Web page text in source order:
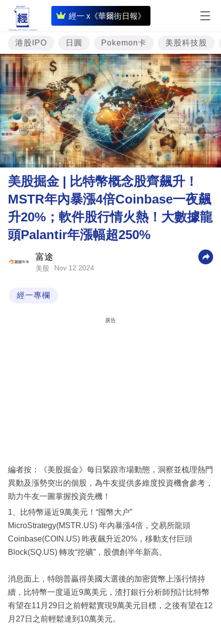
經一 x《華爾街日報》
即
時
財
經
專
題
投
資
樓
市
理
商
業
科
職
港股IPO 日圓 Pokemon卡 美股科技股
美股掘金 | 比特幣概念股齊飆升！
MSTR年內暴漲4倍Coinbase一夜飆
升20%；軟件股行情火熱！大數據龍
頭Palantir年漲幅超250%
富途
美股 Nov 12 2024
經一專欄
廣告
編者按：《美股掘金》每日緊跟市場動態，洞察並梳理熱門
異動及漲勢突出的個股，為牛友提供多維度投資機會參考，
助力牛友一圖掌握投資先機！
1、比特幣逼近9萬美元！“囤幣大户”
MicroStrategy(MSTR.US) 年內暴漲4倍，交易所龍頭
Coinbase(COIN.US) 昨夜飆升近20%，移動支付巨頭
Block(SQ.US) 轉攻“挖礦”，股價創半年新高。
消息面上，特朗普贏得美國大選後的加密貨幣上漲行情持
續，比特幣一度逼近9萬美元，渣打銀行分析師預計比特幣
有望在11月29日之前輕鬆實現9萬美元目標，之後有望在12
月27日之前輕鬆達到10萬美元。